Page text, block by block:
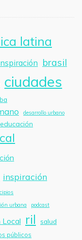
latina
brasil
ciudades
desarrollo urbano
educación
inspiración
urbana podcast
Local ril salud
públicos